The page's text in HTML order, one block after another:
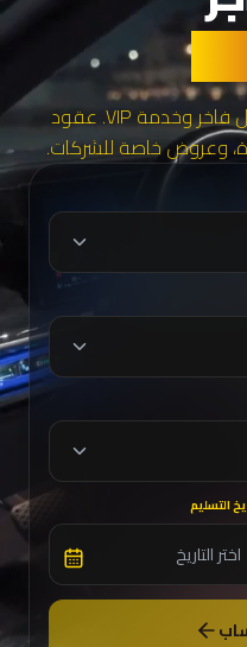
تجربة قيادة استثنائية مع أسطول فاخر وخدمة VIP. عقود
وعروض خاصة للشركات.
التسليم